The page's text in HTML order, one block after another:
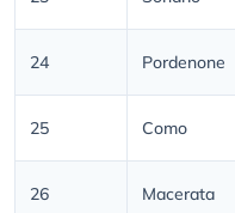
24 Pordenone
25 Como
26 Macerata